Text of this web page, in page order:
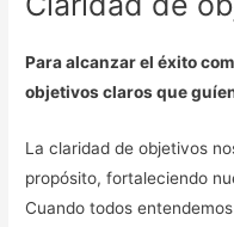
Para alcanzar el éxito
objetivos claros que
La claridad de objetivos
propósito, fortaleciendo
Cuando todos